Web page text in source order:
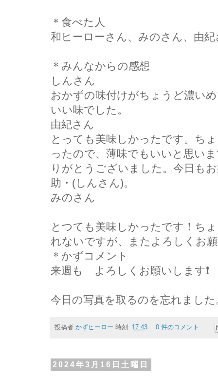
＊食べた人
和ヒーローさん、みのさん、由
＊みんなからの感想
しんさん
おかずの味付けがちょうど濃い
いい味でした。
由紀さん
とっても美味しかったです。ち
ったので、薄味でもいいと思い
りがとうございました。今日も
助・(しんさん)。
みのさん
とつても美味しかったです！ち
れないですが、またよろしくお
＊かずコメント
来週も゙よろしくお願いします❗
今日の写真を取るのを忘れました
投稿者 かずヒーロー 時刻: 17:43 0 件のコメント:
2024年3月16日土曜日